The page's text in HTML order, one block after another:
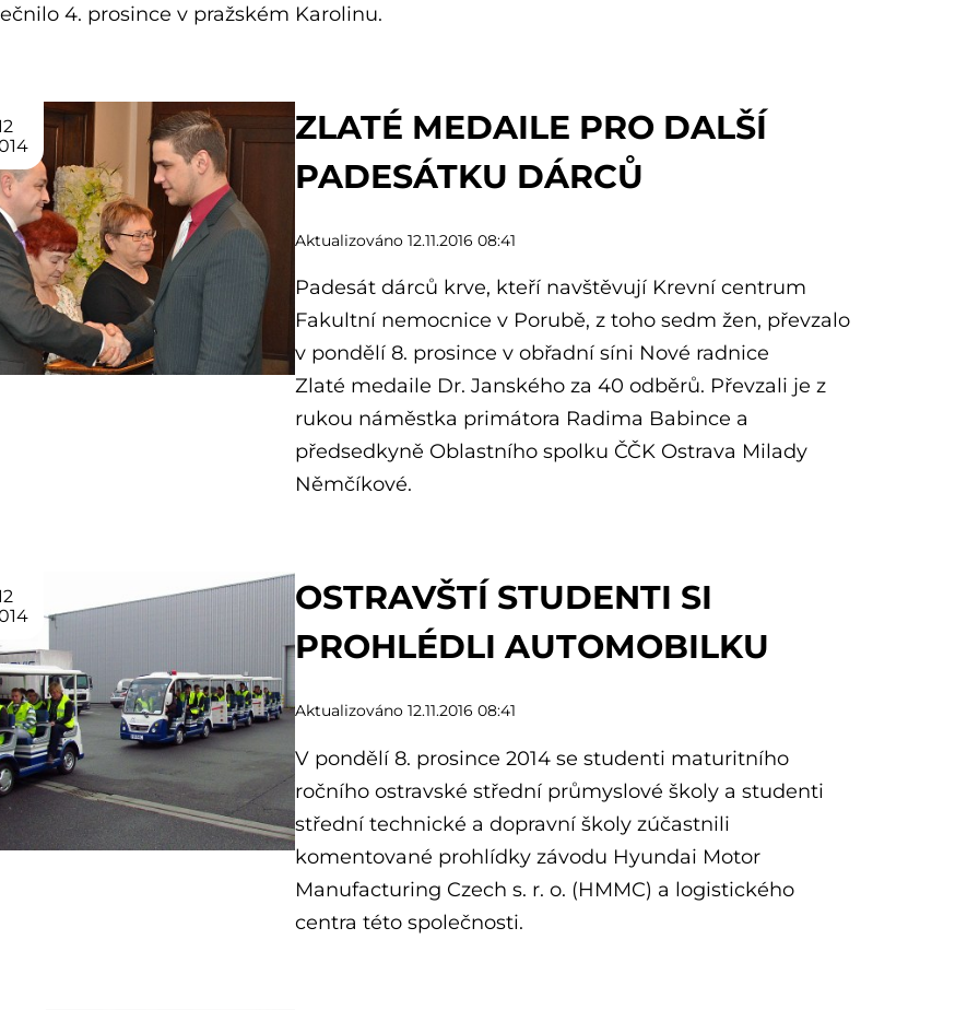
4. prosince v pražském Karolinu.
ZLATÉ MEDAILE PRO DALŠÍ
PADESÁTKU DÁRCŮ
Aktualizováno 12.11.2016 08:41
Padesát dárců krve, kteří navštěvují Krevní centrum
Fakultní nemocnice v Porubě, z toho sedm žen, převzalo
v pondělí 8. prosince v obřadní síni Nové radnice
Zlaté medaile Dr. Janského za 40 odběrů. Převzali je z
rukou náměstka primátora Radima Babince a
předsedkyně Oblastního spolku ČČK Ostrava Milady
Němčíkové.
OSTRAVŠTÍ STUDENTI SI
PROHLÉDLI AUTOMOBILKU
Aktualizováno 12.11.2016 08:41
V pondělí 8. prosince 2014 se studenti maturitního
ročního ostravské střední průmyslové školy a studenti
střední technické a dopravní školy zúčastnili
komentované prohlídky závodu Hyundai Motor
Manufacturing Czech s. r. o. (HMMC) a logistického
centra této společnosti.